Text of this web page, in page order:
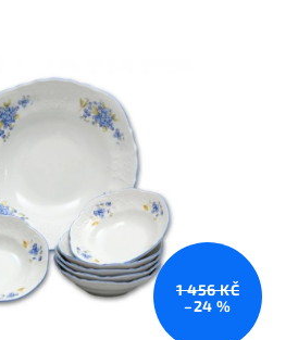
1 456 KČ
–24 %